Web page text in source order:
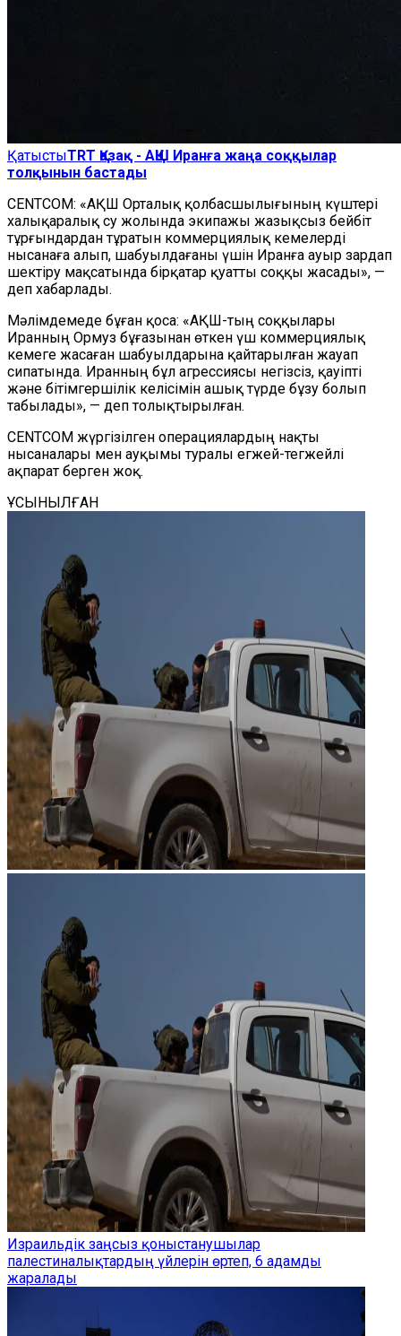
ҚатыстыTRT Қазақ - АҚШ Иранға жаңа соққылар
толқынын бастады
CENTCOM: «АҚШ Орталық қолбасшылығының күштері
халықаралық су жолында экипажы жазықсыз бейбіт
тұрғындардан тұратын коммерциялық кемелерді
нысанаға алып, шабуылдағаны үшін Иранға ауыр зардап
шектіру мақсатында бірқатар қуатты соққы жасады», —
деп хабарлады.
Мәлімдемеде бұған қоса: «АҚШ-тың соққылары
Иранның Ормуз бұғазынан өткен үш коммерциялық
кемеге жасаған шабуылдарына қайтарылған жауап
сипатында. Иранның бұл агрессиясы негізсіз, қауіпті
және бітімгершілік келісімін ашық түрде бұзу болып
табылады», — деп толықтырылған.
CENTCOM жүргізілген операциялардың нақты
нысаналары мен ауқымы туралы егжей-тегжейлі
ақпарат берген жоқ.
ҰСЫНЫЛҒАН
Израильдік заңсыз қоныстанушылар
палестиналықтардың үйлерін өртеп, 6 адамды
жаралады